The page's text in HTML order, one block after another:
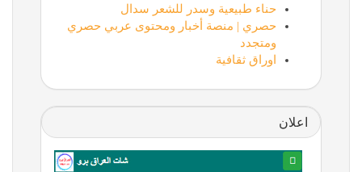
حناء طبيعية وسدر للشعر سدال
حصري | منصة أخبار ومحتوى عربي حصري
ومتجدد
اوراق ثقافية
اعلان